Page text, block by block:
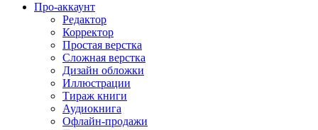
Про-аккаунт
Редактор
Корректор
Простая верстка
Сложная верстка
Дизайн обложки
Иллюстрации
Тираж книги
Аудиокнига
Офлайн-продажи